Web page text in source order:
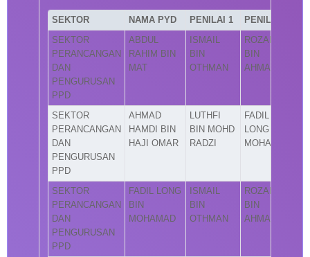
SEKTOR NAMA PYD PENILAI 1 PENILAI 2
SEKTOR
PERANCANGAN
DAN
PENGURUSAN
PPD
ABDUL
RAHIM BIN
MAT
ISMAIL
BIN
OTHMAN
ROZAINI
BIN
AHMAD
SEKTOR
PERANCANGAN
DAN
PENGURUSAN
PPD
AHMAD
HAMDI BIN
HAJI OMAR
LUTHFI
BIN MOHD
RADZI
FADIL
LONG BIN
MOHAMAD
SEKTOR
PERANCANGAN
DAN
PENGURUSAN
PPD
FADIL LONG
BIN
MOHAMAD
ISMAIL
BIN
OTHMAN
ROZAINI
BIN
AHMAD